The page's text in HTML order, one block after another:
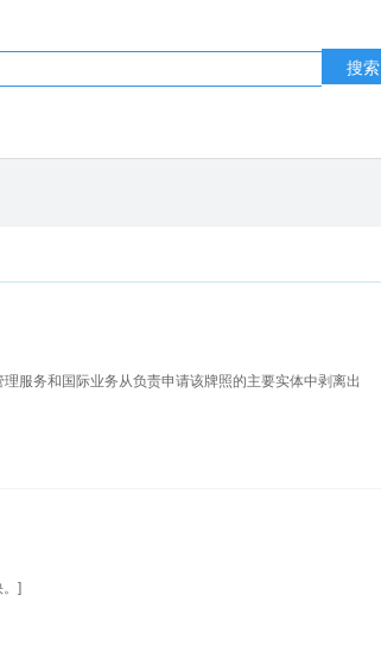
搜索
服务和国际业务从负责申请该牌照的主要实体中剥离出
]